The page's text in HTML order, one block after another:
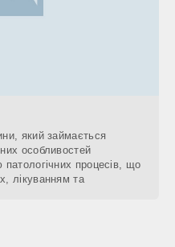
який займається
особливостей
процесів, що
лікуванням та